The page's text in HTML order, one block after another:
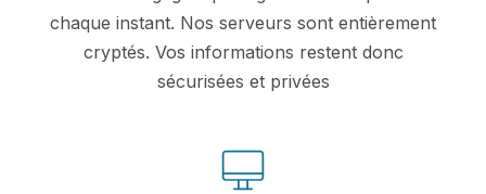
chaque instant. Nos serveurs sont entièrement
cryptés. Vos informations restent donc
sécurisées et privées